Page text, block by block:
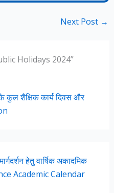
Next Post →
Holidays 2024”
कुल शैक्षिक कार्य दिवस और
हेतु वार्षिक अकादमिक
Academic Calendar